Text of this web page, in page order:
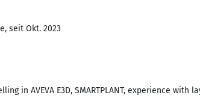
seit Okt. 2023
in AVEVA E3D, SMARTPLANT, experience with